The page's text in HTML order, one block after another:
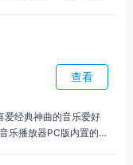
语音合成。
查看
爱经典神曲的音乐爱好
乐播放器PC版内置的神